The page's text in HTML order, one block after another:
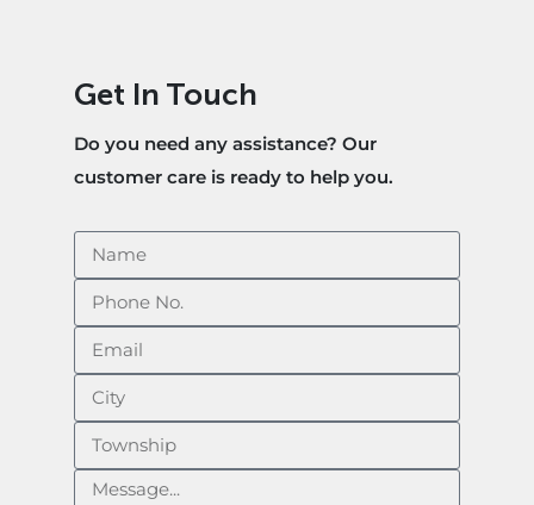
Get In Touch
Do you need any assistance? Our
customer care is ready to help you.​